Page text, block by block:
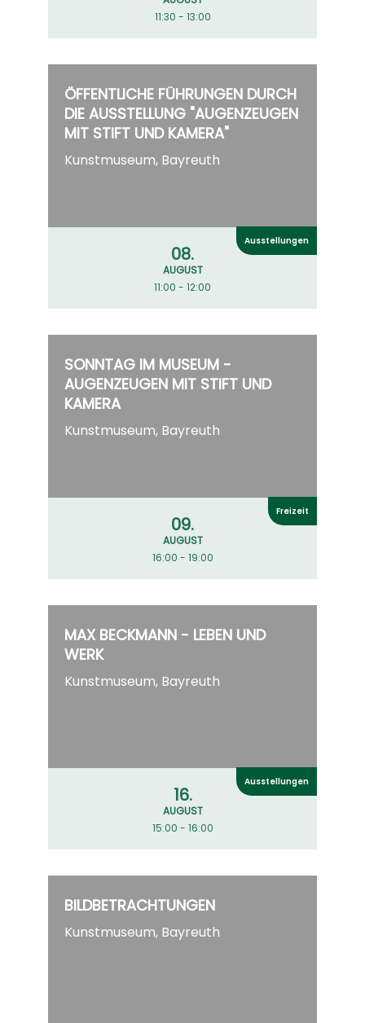
11:30 - 13:00
ÖFFENTLICHE FÜHRUNGEN DURCH
DIE AUSSTELLUNG "AUGENZEUGEN
MIT STIFT UND KAMERA"
Kunstmuseum, Bayreuth
Ausstellungen
08.
AUGUST
11:00 - 12:00
SONNTAG IM MUSEUM -
AUGENZEUGEN MIT STIFT UND
KAMERA
Kunstmuseum, Bayreuth
Freizeit
09.
AUGUST
16:00 - 19:00
MAX BECKMANN - LEBEN UND
WERK
Kunstmuseum, Bayreuth
Ausstellungen
16.
AUGUST
15:00 - 16:00
BILDBETRACHTUNGEN
Kunstmuseum, Bayreuth